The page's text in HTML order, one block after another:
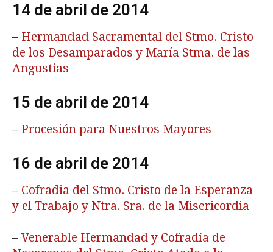
14 de abril de 2014
– Hermandad Sacramental del Stmo. Cristo
de los Desamparados y María Stma. de las
Angustias
15 de abril de 2014
– Procesión para Nuestros Mayores
16 de abril de 2014
– Cofradia del Stmo. Cristo de la Esperanza
y el Trabajo y Ntra. Sra. de la Misericordia
–Venerable Hermandad y Cofradía de